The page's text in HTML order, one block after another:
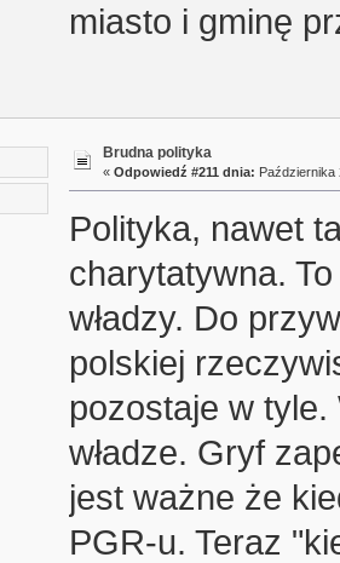
miasto i gminę
Brudna polityka
« Odpowiedź #211 dnia: Października
Polityka, nawet
charytatywna.
władzy. Do
polskiej
pozostaje w
władze. Gryf
jest ważne że
PGR-u. Teraz